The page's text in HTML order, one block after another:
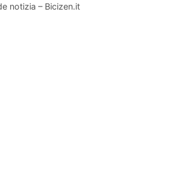
notizia – Bicizen.it